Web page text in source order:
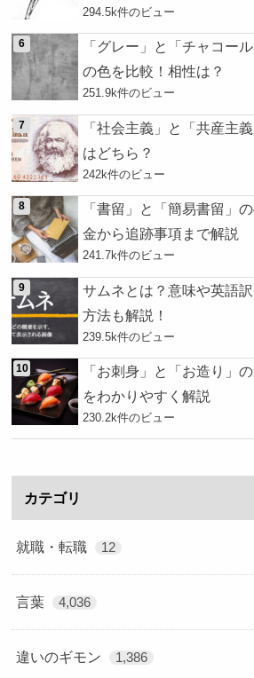
294.5k件のビュー
「グレー」と「チャコー
の色を比較！相性は？
251.9k件のビュー
「社会主義」と「共産主
はどちら？
242k件のビュー
「書留」と「簡易書留」
金から追跡事項まで解説
241.7k件のビュー
サムネとは？意味や英語
方法も解説！
239.5k件のビュー
「お刺身」と「お造り」
をわかりやすく解説
230.2k件のビュー
カテゴリ
就職・転職 12
言葉 4,036
違いのギモン 1,386